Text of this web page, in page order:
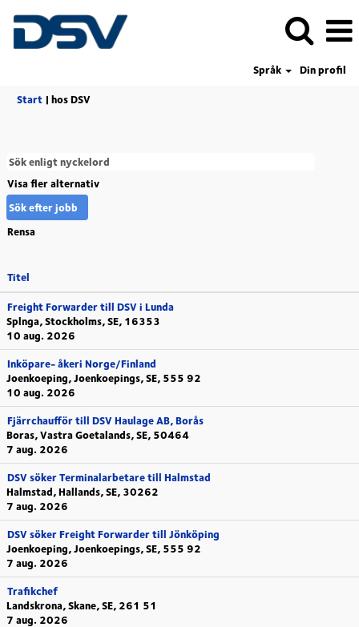
Språk
Din profil
Start | hos DSV(aktuell
Visa fler alternativ
Rensa
Titel
Freight Forwarder till DSV i Lunda
Splnga, Stockholms, SE, 16353
10 aug. 2026
Inköpare- åkeri Norge/Finland
Joenkoeping, Joenkoepings, SE, 555 92
10 aug. 2026
Fjärrchaufför till DSV Haulage AB, Borås
Boras, Vastra Goetalands, SE, 50464
7 aug. 2026
DSV söker Terminalarbetare till Halmstad
Halmstad, Hallands, SE, 30262
7 aug. 2026
DSV söker Freight Forwarder till Jönköping
Joenkoeping, Joenkoepings, SE, 555 92
7 aug. 2026
Trafikchef
Landskrona, Skane, SE, 261 51
7 aug. 2026